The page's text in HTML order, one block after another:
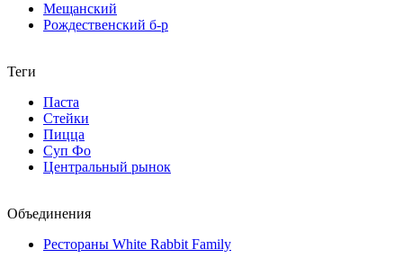
Мещанский
Рождественский б-р
Теги
Паста
Стейки
Пицца
Суп Фо
Центральный рынок
Объединения
Рестораны White Rabbit Family